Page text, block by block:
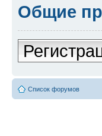
Общие
Список форумов